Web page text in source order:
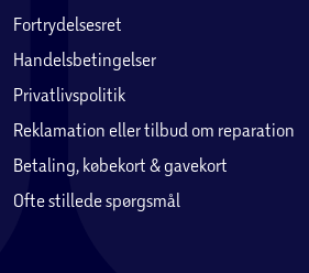
Fortrydelsesret
Handelsbetingelser
Privatlivspolitik
Reklamation eller tilbud om reparation
Betaling, købekort & gavekort
Ofte stillede spørgsmål